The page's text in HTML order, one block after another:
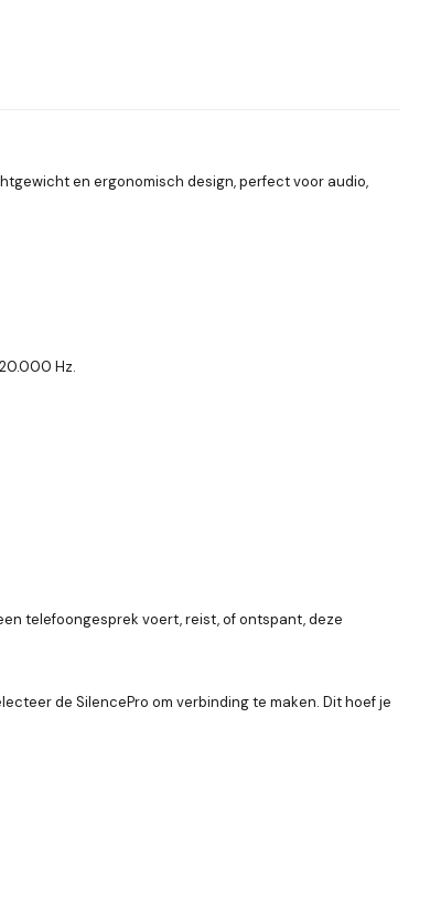
en ergonomisch design, perfect voor audio,
Hz.
telefoongesprek voert, reist, of ontspant, deze
de SilencePro om verbinding te maken. Dit hoef je